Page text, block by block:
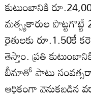
కుటుంబానికి
మత్స్యకారుల పొట్టగొట్టే
రైతులకు రూ.1.50కే
తెస్తాం. ప్రతి
బీమాతో పాటు
ఆర్థికంగా వెనుకబడిన